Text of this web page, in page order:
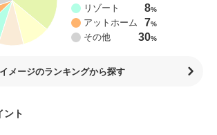
リゾート 8%
アットホーム 7%
その他 30%
イメージのランキングから探す
ント